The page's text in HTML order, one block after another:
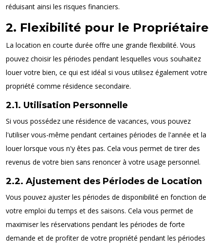
réduisant ainsi les risques financiers.
2. Flexibilité pour le Propriétaire
La location en courte durée offre une grande flexibilité. Vous
pouvez choisir les périodes pendant lesquelles vous souhaitez
louer votre bien, ce qui est idéal si vous utilisez également votre
propriété comme résidence secondaire.
2.1. Utilisation Personnelle
Si vous possédez une résidence de vacances, vous pouvez
l'utiliser vous-même pendant certaines périodes de l'année et la
louer lorsque vous n'y êtes pas. Cela vous permet de tirer des
revenus de votre bien sans renoncer à votre usage personnel.
2.2. Ajustement des Périodes de Location
Vous pouvez ajuster les périodes de disponibilité en fonction de
votre emploi du temps et des saisons. Cela vous permet de
maximiser les réservations pendant les périodes de forte
demande et de profiter de votre propriété pendant les périodes